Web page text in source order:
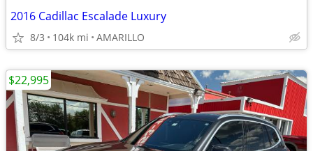
2016 Cadillac Escalade Luxury
8/3 104k mi AMARILLO
$22,995